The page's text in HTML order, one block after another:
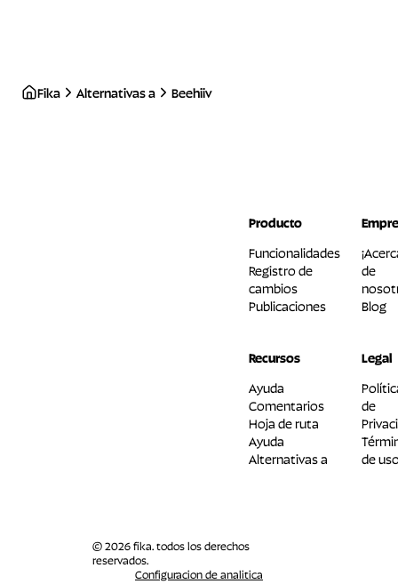
Fika Alternativas a Beehiiv
Producto
Funcionalidades
Registro de
cambios
Publicaciones
de
Blog
Recursos
Ayuda
Comentarios
Hoja de ruta
Ayuda
Alternativas a
Legal
de
de
© 2026 fika. todos los derechos
reservados.
Configuracion de analitica